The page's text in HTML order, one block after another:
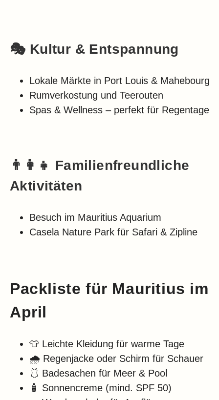
🎭 Kultur & Entspannung
Lokale Märkte in Port Louis & Mahebourg
Rumverkostung und Teerouten
Spas & Wellness – perfekt für Regentage
👨‍👩‍👧 Familienfreundliche
Aktivitäten
Besuch im Mauritius Aquarium
Casela Nature Park für Safari & Zipline
Packliste für Mauritius im
April
👕 Leichte Kleidung für warme Tage
🌧️ Regenjacke oder Schirm für Schauer
🩱 Badesachen für Meer & Pool
🧴 Sonnencreme (mind. SPF 50)